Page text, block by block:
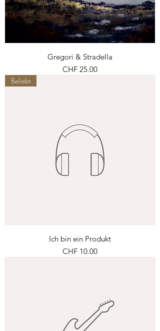
Gregori & Stradella
Preis
CHF 25.00
Beliebt
Ich bin ein Produkt
Preis
CHF 10.00